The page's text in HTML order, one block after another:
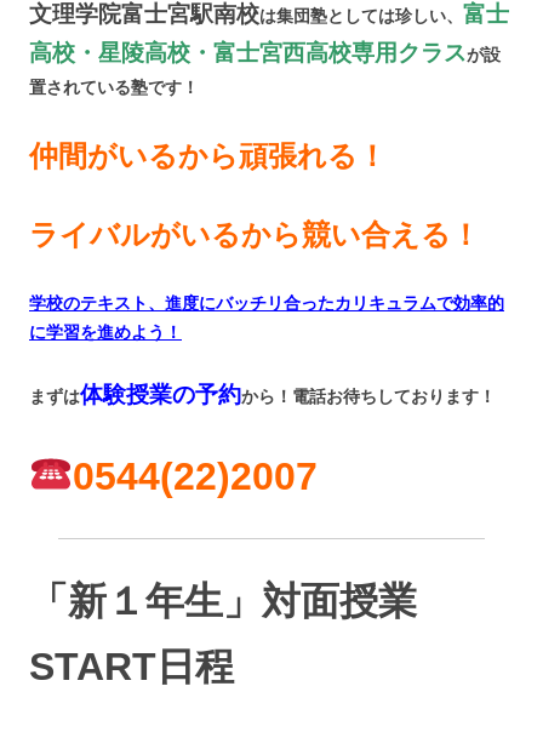
文理学院富士宮駅南校は集団塾としては珍しい、 富士
高校・星陵高校・富士宮西高校専用クラスが設
置されている塾です！
仲間がいるから頑張れる！
ライバルがいるから競い合える！
学校のテキスト、進度にバッチリ合ったカリキュラムで効率的
に学習を進めよう！
まずは体験授業の予約から！電話お待ちしております！
0544(22)2007
「新１年生」対面授業
START日程